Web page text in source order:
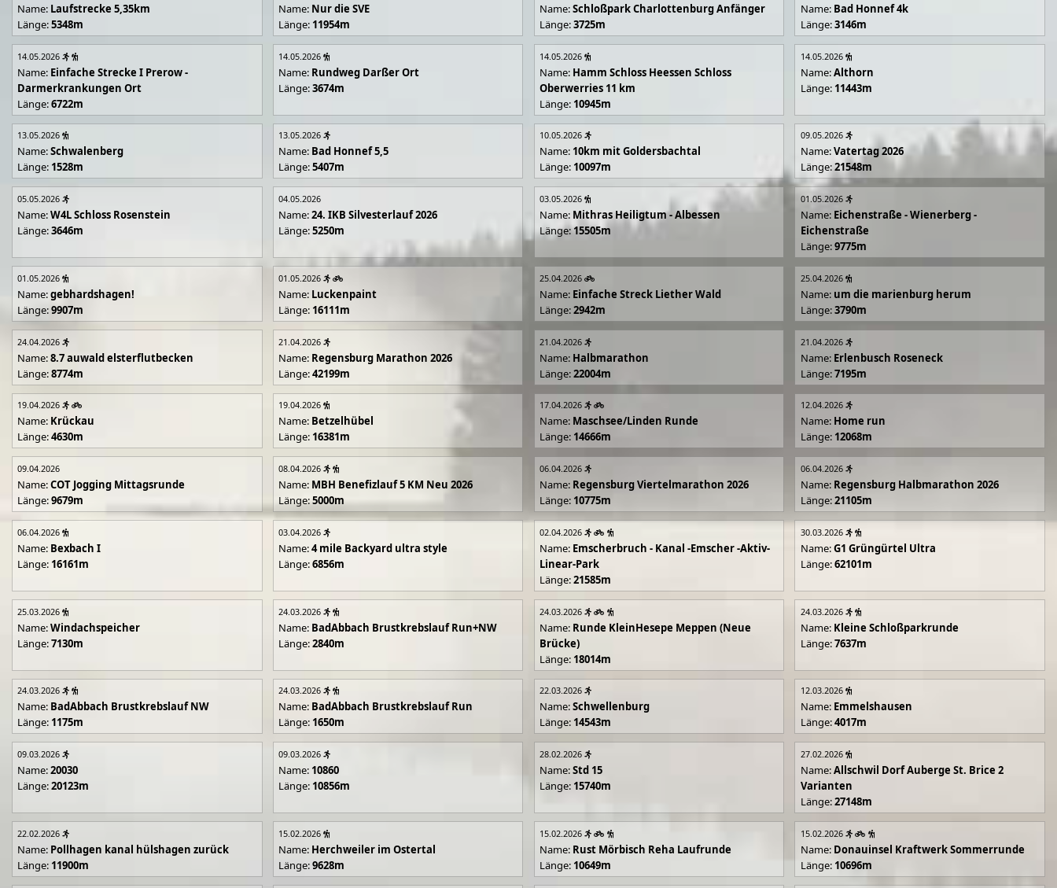
Name: Laufstrecke 5,35km
Länge:5348m
Name: Nur die SVE
Länge: 11954m
Name:Schloßpark Charlottenburg Anfänger
Länge:3725m
Name: Bad Honnef 4k
Länge:3146m
14.05.2026
Name: Einfache Strecke I Prerow -
Darmerkrankungen Ort
Länge:6722m
14.05.2026
Name: Rundweg Darßer Ort
Länge:3674m
14.05.2026
Name: Hamm Schloss Heessen Schloss
Oberwerries 11 km
Länge: 10945m
14.05.2026
Name:Althorn
Länge: 11443m
13.05.2026
Name:Schwalenberg
Länge: 1528m
13.05.2026
Name: Bad Honnef 5,5
Länge:5407m
10.05.2026
Name: 10km mit Goldersbachtal
Länge: 10097m
09.05.2026
Name:Vatertag 2026
Länge:21548m
05.05.2026
Name:W4L Schloss Rosenstein
Länge:3646m
04.05.2026
Name:24. IKB Silvesterlauf 2026
Länge:5250m
03.05.2026
Name: Mithras Heiligtum - Albessen
Länge:15505m
01.05.2026
Name: Eichenstraße - Wienerberg -
Eichenstraße
Länge:9775m
01.05.2026
Name:gebhardshagen!
Länge:9907m
01.05.2026
Name: Luckenpaint
Länge: 16111m
25.04.2026
Name: Einfache Streck Liether Wald
Länge:2942m
25.04.2026
Name: um die marienburg herum
Länge:3790m
24.04.2026
Name:8.7 auwald elsterflutbecken
Länge:8774m
21.04.2026
Name: Regensburg Marathon 2026
Länge:42199m
21.04.2026
Name: Halbmarathon
Länge:22004m
21.04.2026
Name: Erlenbusch Roseneck
Länge:7195m
19.04.2026
Name: Krückau
Länge:4630m
19.04.2026
Name: Betzelhübel
Länge: 16381m
17.04.2026
Name: Maschsee/Linden Runde
Länge: 14666m
12.04.2026
Name: Home run
Länge: 12068m
09.04.2026
Name:COT Jogging Mittagsrunde
Länge:9679m
08.04.2026
Name: MBH Benefizlauf 5 KM Neu 2026
Länge:5000m
06.04.2026
Name: Regensburg Viertelmarathon 2026
Länge: 10775m
06.04.2026
Name: Regensburg Halbmarathon 2026
Länge:21105m
06.04.2026
Name: Bexbach I
Länge: 16161m
03.04.2026
Name:4 mile Backyard ultra style
Länge:6856m
02.04.2026
Name: Emscherbruch - Kanal -Emscher -Aktiv-
Linear-Park
Länge:21585m
30.03.2026
Name:G1 Grüngürtel Ultra
Länge:62101m
25.03.2026
Name:Windachspeicher
Länge:7130m
24.03.2026
Name: BadAbbach Brustkrebslauf Run+NW
Länge:2840m
24.03.2026
Name: Runde KleinHesepe Meppen (Neue
Brücke)
Länge: 18014m
24.03.2026
Name: Kleine Schloßparkrunde
Länge:7637m
24.03.2026
Name: BadAbbach Brustkrebslauf NW
Länge: 1175m
24.03.2026
Name: BadAbbach Brustkrebslauf Run
Länge: 1650m
22.03.2026
Name:Schwellenburg
Länge: 14543m
12.03.2026
Name: Emmelshausen
Länge:4017m
09.03.2026
Name:20030
Länge:20123m
09.03.2026
Name: 10860
Länge: 10856m
28.02.2026
Name:Std 15
Länge: 15740m
27.02.2026
Name:Allschwil Dorf Auberge St. Brice 2
Varianten
Länge:27148m
22.02.2026
Name: Pollhagen kanal hülshagen zurück
Länge: 11900m
15.02.2026
Name: Herchweiler im Ostertal
Länge:9628m
15.02.2026
Name: Rust Mörbisch Reha Laufrunde
Länge: 10649m
15.02.2026
Name: Donauinsel Kraftwerk Sommerrunde
Länge: 10696m